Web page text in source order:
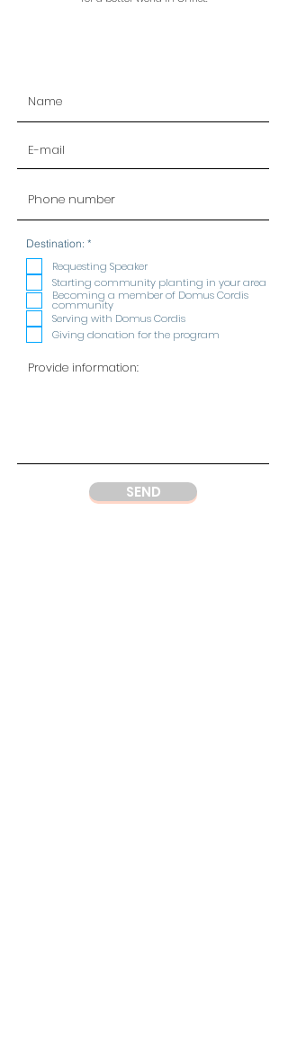
Destination: *
q
r
e
d
Requesting Speaker
Starting community planting in your area
Becoming a member of Domus Cordis
community
Serving with Domus Cordis
Giving donation for the program
SEND